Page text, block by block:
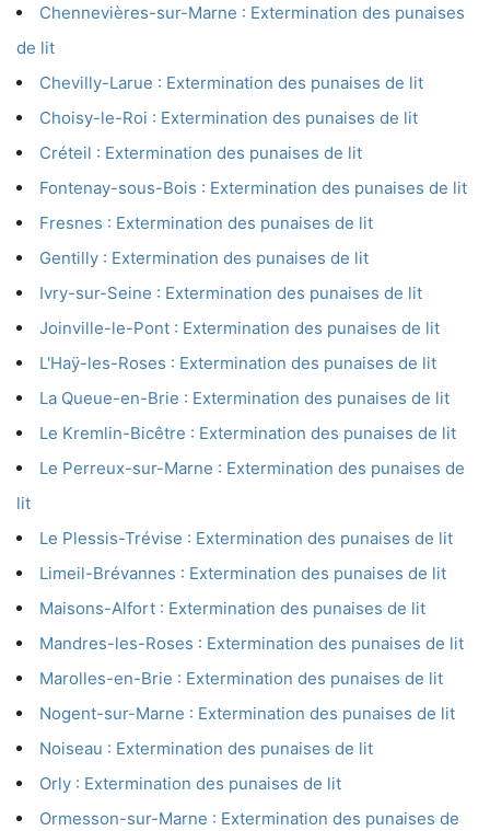
Chennevières-sur-Marne : Extermination des punaises
de lit
Chevilly-Larue : Extermination des punaises de lit
Choisy-le-Roi : Extermination des punaises de lit
Créteil : Extermination des punaises de lit
Fontenay-sous-Bois : Extermination des punaises de lit
Fresnes : Extermination des punaises de lit
Gentilly : Extermination des punaises de lit
Ivry-sur-Seine : Extermination des punaises de lit
Joinville-le-Pont : Extermination des punaises de lit
L'Haÿ-les-Roses : Extermination des punaises de lit
La Queue-en-Brie : Extermination des punaises de lit
Le Kremlin-Bicêtre : Extermination des punaises de lit
Le Perreux-sur-Marne : Extermination des punaises de
lit
Le Plessis-Trévise : Extermination des punaises de lit
Limeil-Brévannes : Extermination des punaises de lit
Maisons-Alfort : Extermination des punaises de lit
Mandres-les-Roses : Extermination des punaises de lit
Marolles-en-Brie : Extermination des punaises de lit
Nogent-sur-Marne : Extermination des punaises de lit
Noiseau : Extermination des punaises de lit
Orly : Extermination des punaises de lit
Ormesson-sur-Marne : Extermination des punaises de